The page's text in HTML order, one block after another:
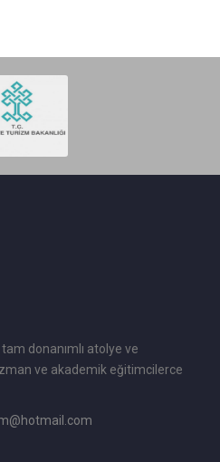
donanımlı atolye ve
ve akademik eğitimcilerce